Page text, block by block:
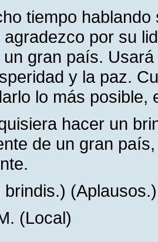
tiempo
por su
gran país.
y la paz.
lo más posible,
hacer un
de un gran
(Aplausos.)
(Local)